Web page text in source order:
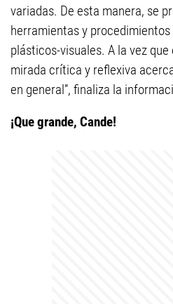
variadas. De esta manera, se
herramientas y
plásticos-visuales. A la vez
mirada crítica y reflexiva
en general”, finaliza la
¡Que grande, Cande!